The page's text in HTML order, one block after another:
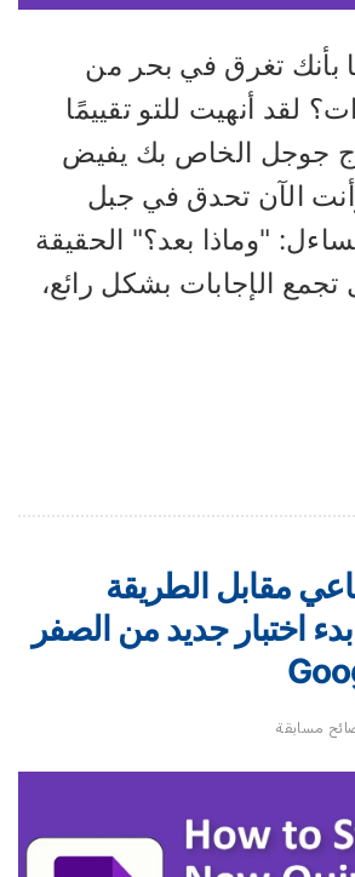
تغرق في بحر من
لقد أنهيت للتو تقييمًا
جوجل الخاص بك يفيض
الآن تحدق في جبل
"وماذا بعد؟" الحقيقة
الإجابات بشكل رائع،
مقابل الطريقة
اختبار جديد من الصفر